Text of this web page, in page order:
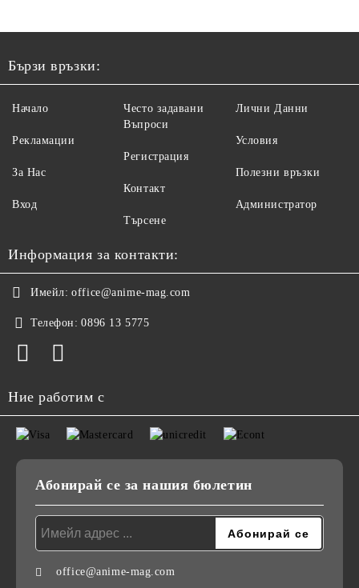
Бързи връзки:
Начало
Рекламации
За Нас
Вход
Често задавани
Въпроси
Регистрация
Контакт
Търсене
Лични Данни
Условия
Полезни връзки
Администратор
Информация за контакти:
Имейл: office@anime-mag.com
Телефон: 0896 13 5775
Ние работим с
Абонирай се за нашия бюлетин
office@anime-mag.com